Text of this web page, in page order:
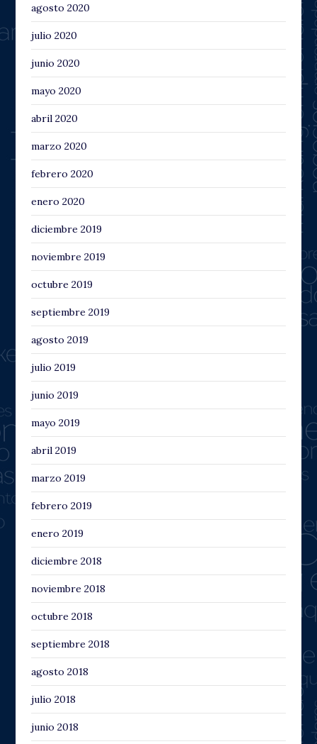
agosto 2020
julio 2020
junio 2020
mayo 2020
abril 2020
marzo 2020
febrero 2020
enero 2020
diciembre 2019
noviembre 2019
octubre 2019
septiembre 2019
agosto 2019
julio 2019
junio 2019
mayo 2019
abril 2019
marzo 2019
febrero 2019
enero 2019
diciembre 2018
noviembre 2018
octubre 2018
septiembre 2018
agosto 2018
julio 2018
junio 2018